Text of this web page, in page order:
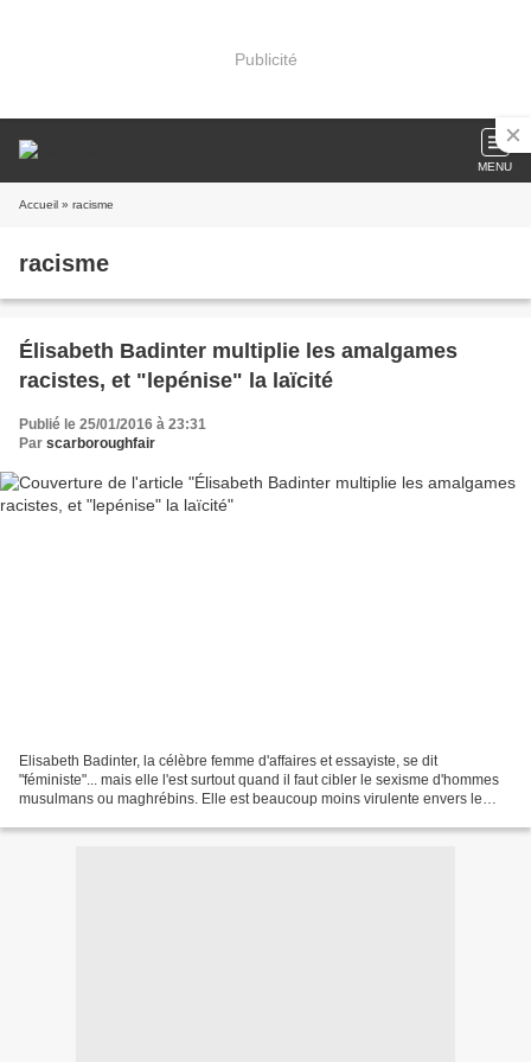
Publicité
MENU
Accueil » racisme
racisme
Élisabeth Badinter multiplie les amalgames
racistes, et "lepénise" la laïcité
Publié le 25/01/2016 à 23:31
Par scarboroughfair
Elisabeth Badinter, la célèbre femme d'affaires et essayiste, se dit
"féministe"... mais elle l'est surtout quand il faut cibler le sexisme d'hommes
musulmans ou maghrébins. Elle est beaucoup moins virulente envers le